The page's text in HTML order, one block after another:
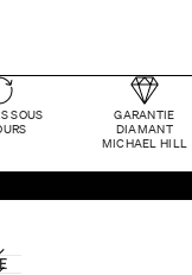
SOUS
GARANTIE
DIAMANT
MICHAEL HILL